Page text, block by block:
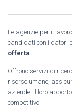
Le agenzie per il
candidati con i datori
offerta
Offrono servizi di
risorse umane,
aziende. Il loro
competitivo.